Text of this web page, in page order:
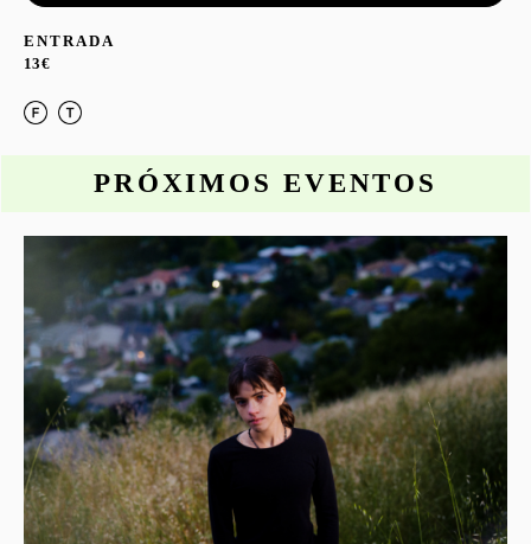
ENTRADA
13€
PRÓXIMOS EVENTOS